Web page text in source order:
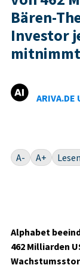
Bären-
Investor
mitnimmt
A- A+
Alphabet
462 Milliarden